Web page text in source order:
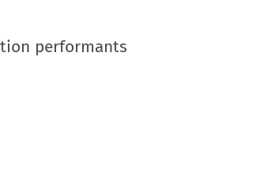
performants